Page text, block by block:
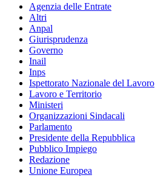
Agenzia delle Entrate
Altri
Anpal
Giurisprudenza
Governo
Inail
Inps
Ispettorato Nazionale del Lavoro
Lavoro e Territorio
Ministeri
Organizzazioni Sindacali
Parlamento
Presidente della Repubblica
Pubblico Impiego
Redazione
Unione Europea